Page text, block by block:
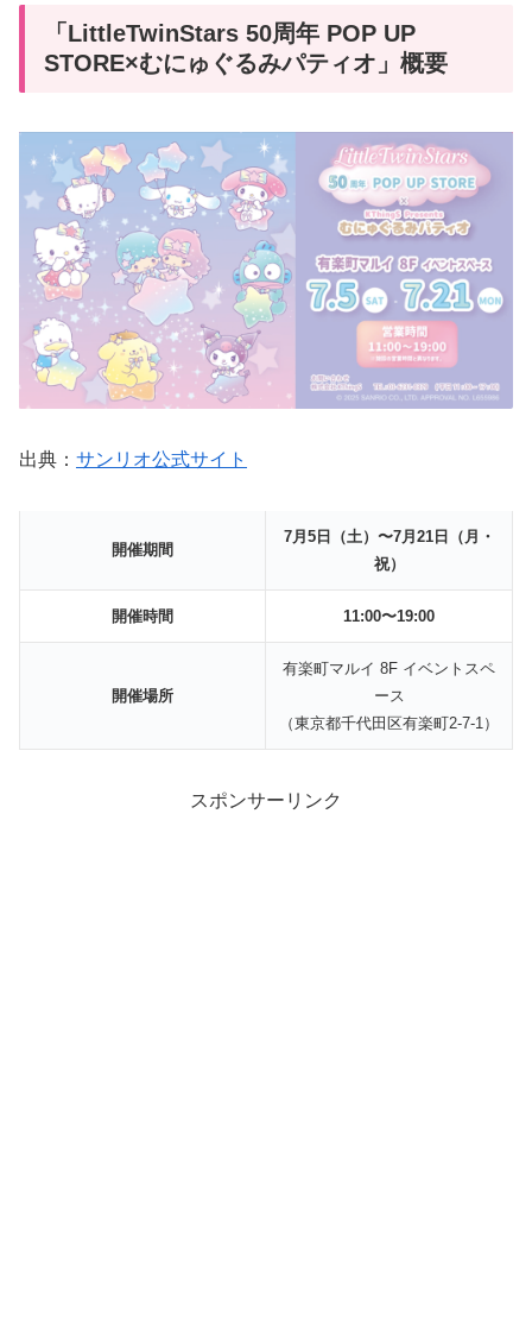
「LittleTwinStars 50周年 POP UP
STORE×むにゅぐるみパティオ」概要
出典： サンリオ公式サイト
開催期間
7月5日（土）〜7月21日（月・
祝）
開催時間 11:00〜19:00
開催場所
有楽町マルイ 8F イベントスペ
ース
（東京都千代田区有楽町2-7-1）
スポンサーリンク